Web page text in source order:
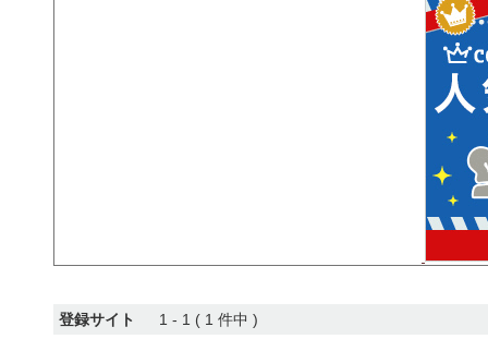
登録サイト 1 - 1 ( 1 件中 )